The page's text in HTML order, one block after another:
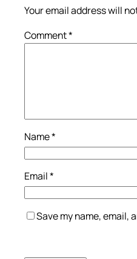
Your email address will
Comment*
Name*
Email*
Save my name, email,